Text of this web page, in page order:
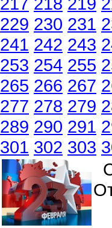
229 230 231
241 242 243
253 254 255
265 266 267
277 278 279
289 290 291
301 302 303